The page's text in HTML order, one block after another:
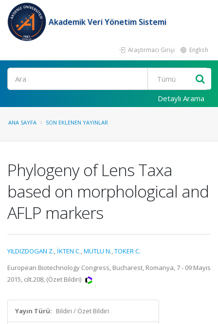
Akademik Veri Yönetim Sistemi
Araştırmacı Girişi English
Ara
Detaylı Arama
ANA SAYFA SON EKLENEN YAYINLAR
Phylogeny of Lens Taxa
based on morphological and
AFLP markers
YILDIZDOGAN Z., İKTEN C.,MUTLU N.,TOKER C.
European Biotechnology Congress, Bucharest, Romanya, 7 - 09 Mayıs
2015, cilt.208, (Özet Bildiri)
Yayın Türü: Bildiri / Özet Bildiri